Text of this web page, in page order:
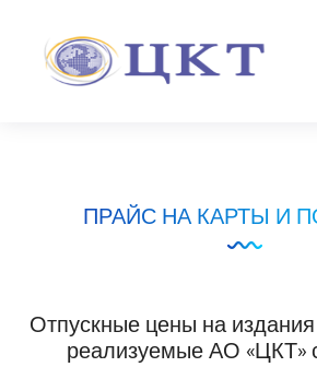
ПРАЙС НА КАРТЫ И
Отпускные цены на
реализуемые АО «ЦКТ»